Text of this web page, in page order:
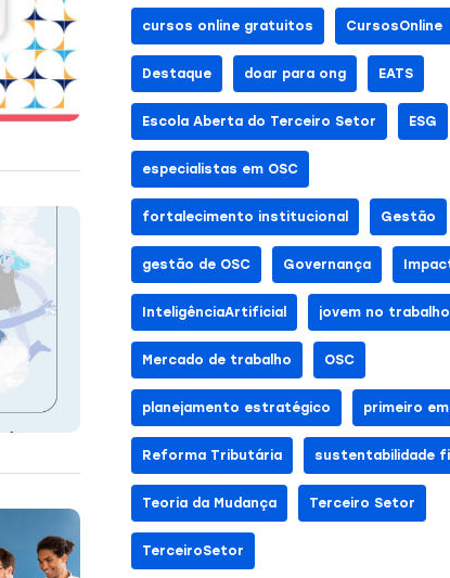
cursos online gratuitos CursosOnline
Destaque doar para ong EATS
Escola Aberta do Terceiro Setor ESG
especialistas em OSC
fortalecimento institucional Gestão
gestão de OSC Governança
InteligênciaArtificial jovem no trabalho
Mercado de trabalho OSC
planejamento estratégico primeiro
Reforma Tributária sustentabilidade
Teoria da Mudança Terceiro Setor
TerceiroSetor